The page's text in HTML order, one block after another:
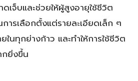
เจ็บและช่วยให้ผู้สูงอายุใช้ชีวิต
การเลือกตั้งแต่รายละเอียดเล็ก ๆ
ในทุกย่างก้าว และทำให้การใช้ชีวิต
กยิ่งขึ้น